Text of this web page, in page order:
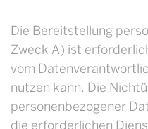
Die Bereitstellung
Zweck A) ist
vom
nutzen kann. Die
personenbezogener
die erforderlichen